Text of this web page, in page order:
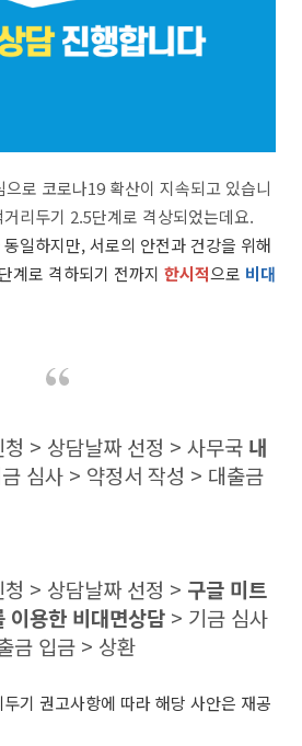
로 코로나19 확산이 지속되고 있습니
리두기 2.5단계로 격상되었는데요.
일하지만, 서로의 안전과 건강을 위해
계로 격하되기 전까지 한시적으로 비대
> 상담날짜 선정 > 사무국 내
심사 > 약정서 작성 > 대출금
> 상담날짜 선정 > 구글 미트
용한 비대면상담 > 기금 심사
금 입금 > 상환
기 권고사항에 따라 해당 사안은 재공